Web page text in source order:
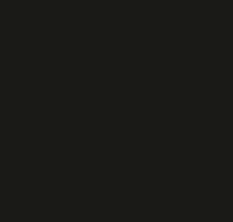
mas precisamos
isso dificulta
jovens querendo